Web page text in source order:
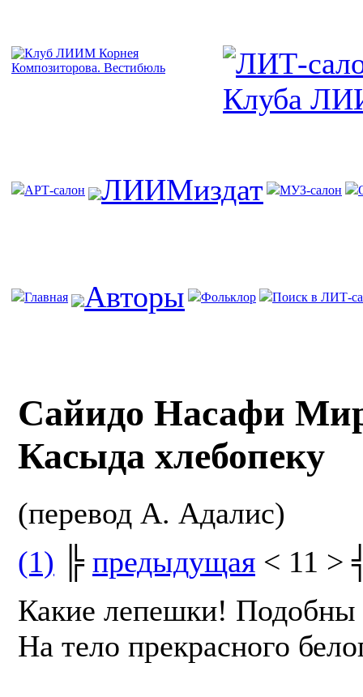
АРТ-салон ЛИИМиздат МУЗ-салон
Главная Авторы Фольклор Поиск в ЛИТ-
Сайидо Насафи
Касыда хлебопеку
(перевод А. Адалис)
(1) ╠ предыдущая < 11 >
Какие лепешки!
На тело прекрасного